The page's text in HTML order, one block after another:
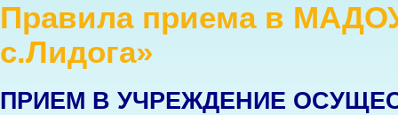
Правила приема в
с.Лидога»
ПРИЕМ В УЧРЕЖДЕНИЕ